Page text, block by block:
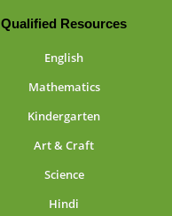
Qualified Resources
English
Mathematics
Kindergarten
Art & Craft
Science
Hindi